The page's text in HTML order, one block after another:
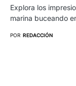
Explora los
marina buceando
POR REDACCIÓN